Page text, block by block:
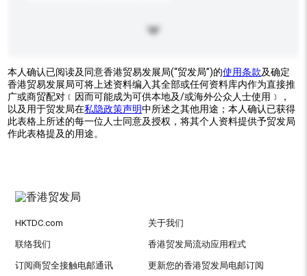
本人确认已阅读及同意香港贸易发展局(“贸发局”)的使用条款及确定
香港贸易发展局可将上述资料编入其全部或任何资料库内作为直接推
广或商贸配对﹝因而可能成为可供本地及/或海外公众人士使用﹞，
以及用于贸发局在私隐政策声明中所述之其他用途；本人确认已获得
此表格上所述的每一位人士同意及授权，将其个人资料提供予贸发局
作此表格提及的用途。
HKTDC.com 关于我们
联络我们 香港贸发局流动应用程式
订阅商贸全接触电邮通讯 更新您的香港贸发局电邮订阅